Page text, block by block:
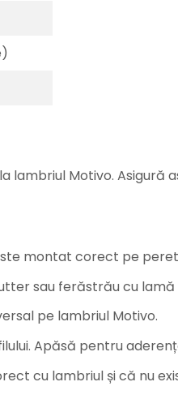
lambriul Motivo. Asigură
montat corect pe
sau ferăstrău cu lamă
pe lambriul Motivo.
Apăsă pentru
cu lambriul și că nu